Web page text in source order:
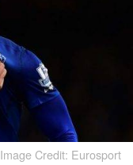
Image Credit: Eurosport